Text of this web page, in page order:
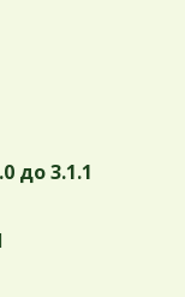
до 3.1.1